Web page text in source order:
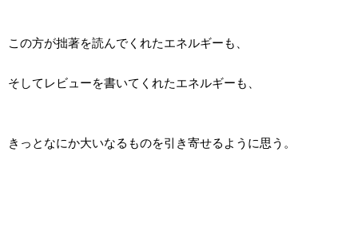
この方が拙著を読んでくれたエネルギーも、
そしてレビューを書いてくれたエネルギーも、
きっとなにか大いなるものを引き寄せるように思う。